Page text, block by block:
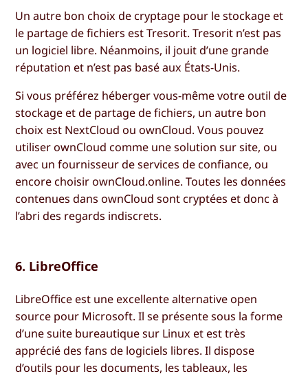
Un autre bon choix de cryptage pour le stockage et
le partage de fichiers est Tresorit. Tresorit n’est pas
un logiciel libre. Néanmoins, il jouit d’une grande
réputation et n’est pas basé aux États-Unis.
Si vous préférez héberger vous-même votre outil de
stockage et de partage de fichiers, un autre bon
choix est NextCloud ou ownCloud. Vous pouvez
utiliser ownCloud comme une solution sur site, ou
avec un fournisseur de services de confiance, ou
encore choisir ownCloud.online. Toutes les données
contenues dans ownCloud sont cryptées et donc à
l’abri des regards indiscrets.
6. LibreOffice
LibreOffice est une excellente alternative open
source pour Microsoft. Il se présente sous la forme
d’une suite bureautique sur Linux et est très
apprécié des fans de logiciels libres. Il dispose
d’outils pour les documents, les tableaux, les